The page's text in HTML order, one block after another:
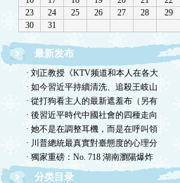
最新发布
· 刘正教授《KTV频道和本人在各大
· 如今習近平持續清洗、追殺王岐山
· 從打狗看主人的最新遮羞布（另有
· 後習近平時代中國社會的四種走向
· 她不是在調整耳機，而是在呼叫領
· 川普總統最真實對臺態度的心理分
· 獨家重磅：No. 718 湖南瀏陽爆炸
分类目录